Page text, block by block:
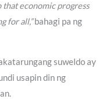
economic progress
for all,”bahagi pa ng
suweldo ay
usapin din ng